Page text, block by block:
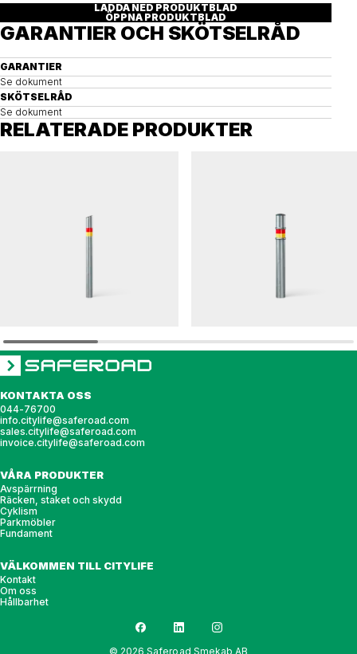
LADDA NED PRODUKTBLAD
ÖPPNA PRODUKTBLAD
GARANTIER OCH SKÖTSELRÅD
GARANTIER
Se dokument
SKÖTSELRÅD
Se dokument
RELATERADE PRODUKTER
KONTAKTA OSS
044-76700
info.citylife@saferoad.com
sales.citylife@saferoad.com
invoice.citylife@saferoad.com
VÅRA PRODUKTER
Avspärrning
Räcken, staket och skydd
Cyklism
Parkmöbler
Fundament
VÄLKOMMEN TILL CITYLIFE
Kontakt
Om oss
Hållbarhet
© 2026 Saferoad Smekab AB